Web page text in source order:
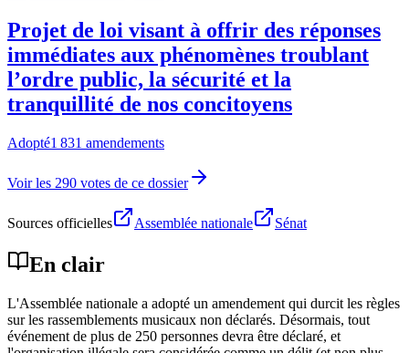
Projet de loi visant à offrir des réponses
immédiates aux phénomènes troublant
l’ordre public, la sécurité et la
tranquillité de nos concitoyens
Adopté1 831 amendements
Voir les 290 votes de ce dossier
Sources officielles Assemblée nationale Sénat
En clair
L'Assemblée nationale a adopté un amendement qui durcit les règles
sur les rassemblements musicaux non déclarés. Désormais, tout
événement de plus de 250 personnes devra être déclaré, et